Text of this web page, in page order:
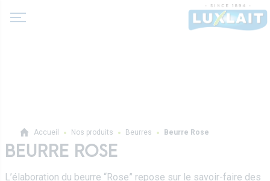
Laits et boissons lactées
Accueil Nos produits Beurres Beurre Rose
BEURRE ROSE
L’élaboration du beurre “Rose” repose sur le savoir-faire des